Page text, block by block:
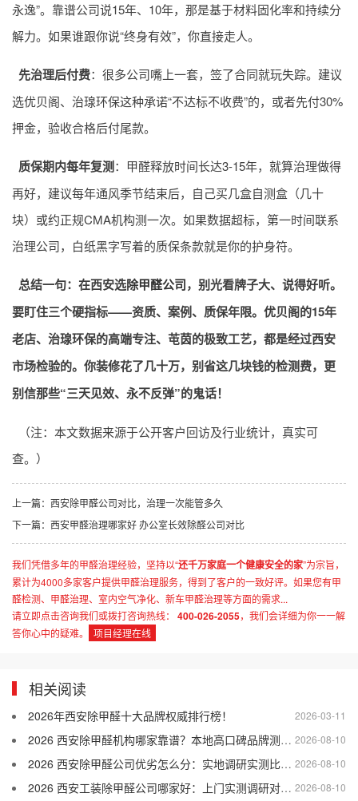
永逸”。靠谱公司说15年、10年，那是基于材料固化率和持续分
解力。如果谁跟你说“终身有效”，你直接走人。
先治理后付费：很多公司嘴上一套，签了合同就玩失踪。建议
选优贝阁、治瑔环保这种承诺“不达标不收费”的，或者先付30%
押金，验收合格后付尾款。
质保期内每年复测：甲醛释放时间长达3-15年，就算治理做得
再好，建议每年通风季节结束后，自己买几盒自测盒（几十
块）或约正规CMA机构测一次。如果数据超标，第一时间联系
治理公司，白纸黑字写着的质保条款就是你的护身符。
总结一句：在西安选除甲醛公司，别光看牌子大、说得好听。
要盯住三个硬指标——资质、案例、质保年限。优贝阁的15年
老店、治瑔环保的高端专注、芚茵的极致工艺，都是经过西安
市场检验的。你装修花了几十万，别省这几块钱的检测费，更
别信那些“三天见效、永不反弹”的鬼话！
（注：本文数据来源于公开客户回访及行业统计，真实可
查。）
上一篇： 西安除甲醛公司对比，治理一次能管多久
下一篇： 西安甲醛治理哪家好 办公室长效除醛公司对比
我们凭借多年的甲醛治理经验，坚持以“还千万家庭一个健康安全的家”为宗旨，
累计为4000多家客户提供甲醛治理服务，得到了客户的一致好评。如果您有甲
醛检测、甲醛治理、室内空气净化、新车甲醛治理等方面的需求...
请立即点击咨询我们或拨打咨询热线：
400-026-2055，我们会详细为你一一解
答你心中的疑难。
项目经理在线
相关阅读
2026-03-11
2026年西安除甲醛十大品牌权威排行榜！
2026-08-10
2026 西安除甲醛机构哪家靠谱？本地高口碑品牌测评与科学选购技巧
2026-08-10
2026 西安除甲醛公司优劣怎么分：实地调研实测比对参考
2026-08-10
2026 西安工装除甲醛公司哪家好：上门实测调研对比报告